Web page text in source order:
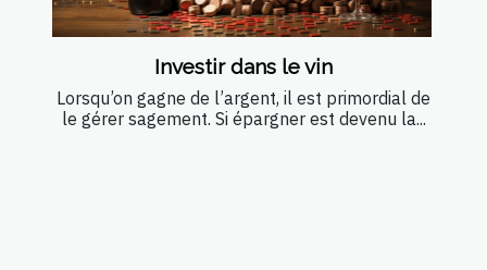
Investir dans le vin
Lorsqu’on gagne de l’argent, il est primordial de
le gérer sagement. Si épargner est devenu la...